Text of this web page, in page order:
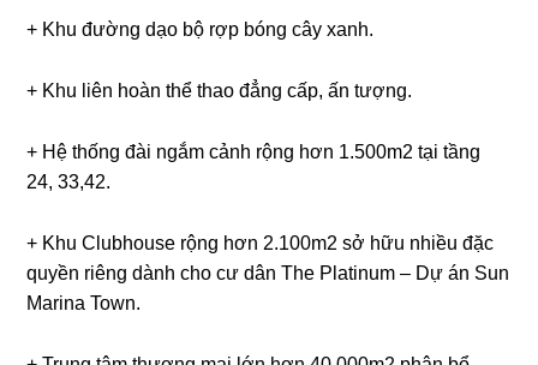
+ Khu đường dạo bộ rợp bóng cây xanh.
+ Khu liên hoàn thể thao đẳng cấp, ấn tượng.
+ Hệ thống đài ngắm cảnh rộng hơn 1.500m2 tại tầng
24, 33,42.
+ Khu Clubhouse rộng hơn 2.100m2 sở hữu nhiều đặc
quyền riêng dành cho cư dân The Platinum – Dự án Sun
Marina Town.